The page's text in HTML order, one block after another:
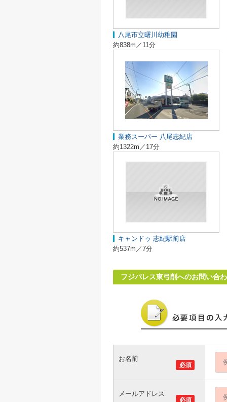
八尾市立曙川幼稚園
約838m／11分
業務スーパー 八尾志紀店
約1322m／17分
キャンドゥ 志紀駅前店
約537m／7分
フジパレス東弓削へのお問い合
必須
お名前
必須
メールアドレス